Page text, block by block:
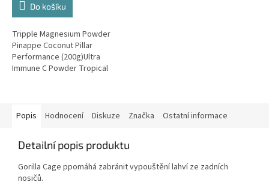
Do košíku
Tripple Magnesium Powder
Pinappe Coconut Pillar
Performance (200g)Ultra
Immune C Powder Tropical
Popis Hodnocení Diskuze Značka Ostatní informace
Detailní popis produktu
Gorilla Cage ppomáhá zabránit vypouštění lahví ze zadních
nosičů.